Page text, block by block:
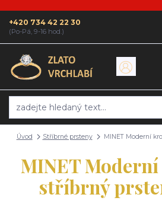
+420 734 42 22 30
(Po-Pá, 9-16 hod.)
Úvod Stříbrné prsteny MINET Moderní
MINET
stříbrný